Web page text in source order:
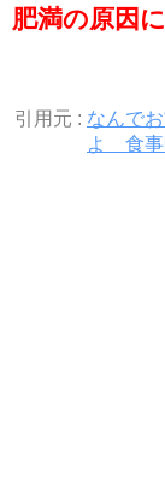
肥満の原因
引用元 : なんで
よ 食事